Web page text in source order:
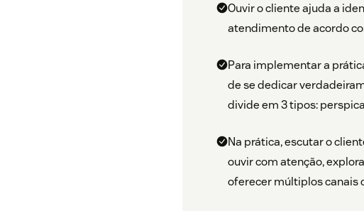
Ouvir o cliente ajuda a
atendimento de acordo
Para implementar a
de se dedicar
divide em 3 tipos:
Na prática, escutar o
ouvir com atenção,
oferecer múltiplos canais